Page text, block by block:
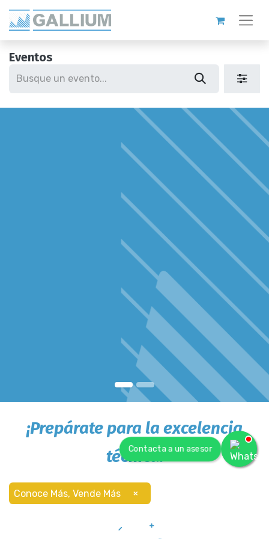
Eventos
¡Prepárate para la excelencia
técnica!
Conoce Más, Vende Más ×
Contacta a un asesor